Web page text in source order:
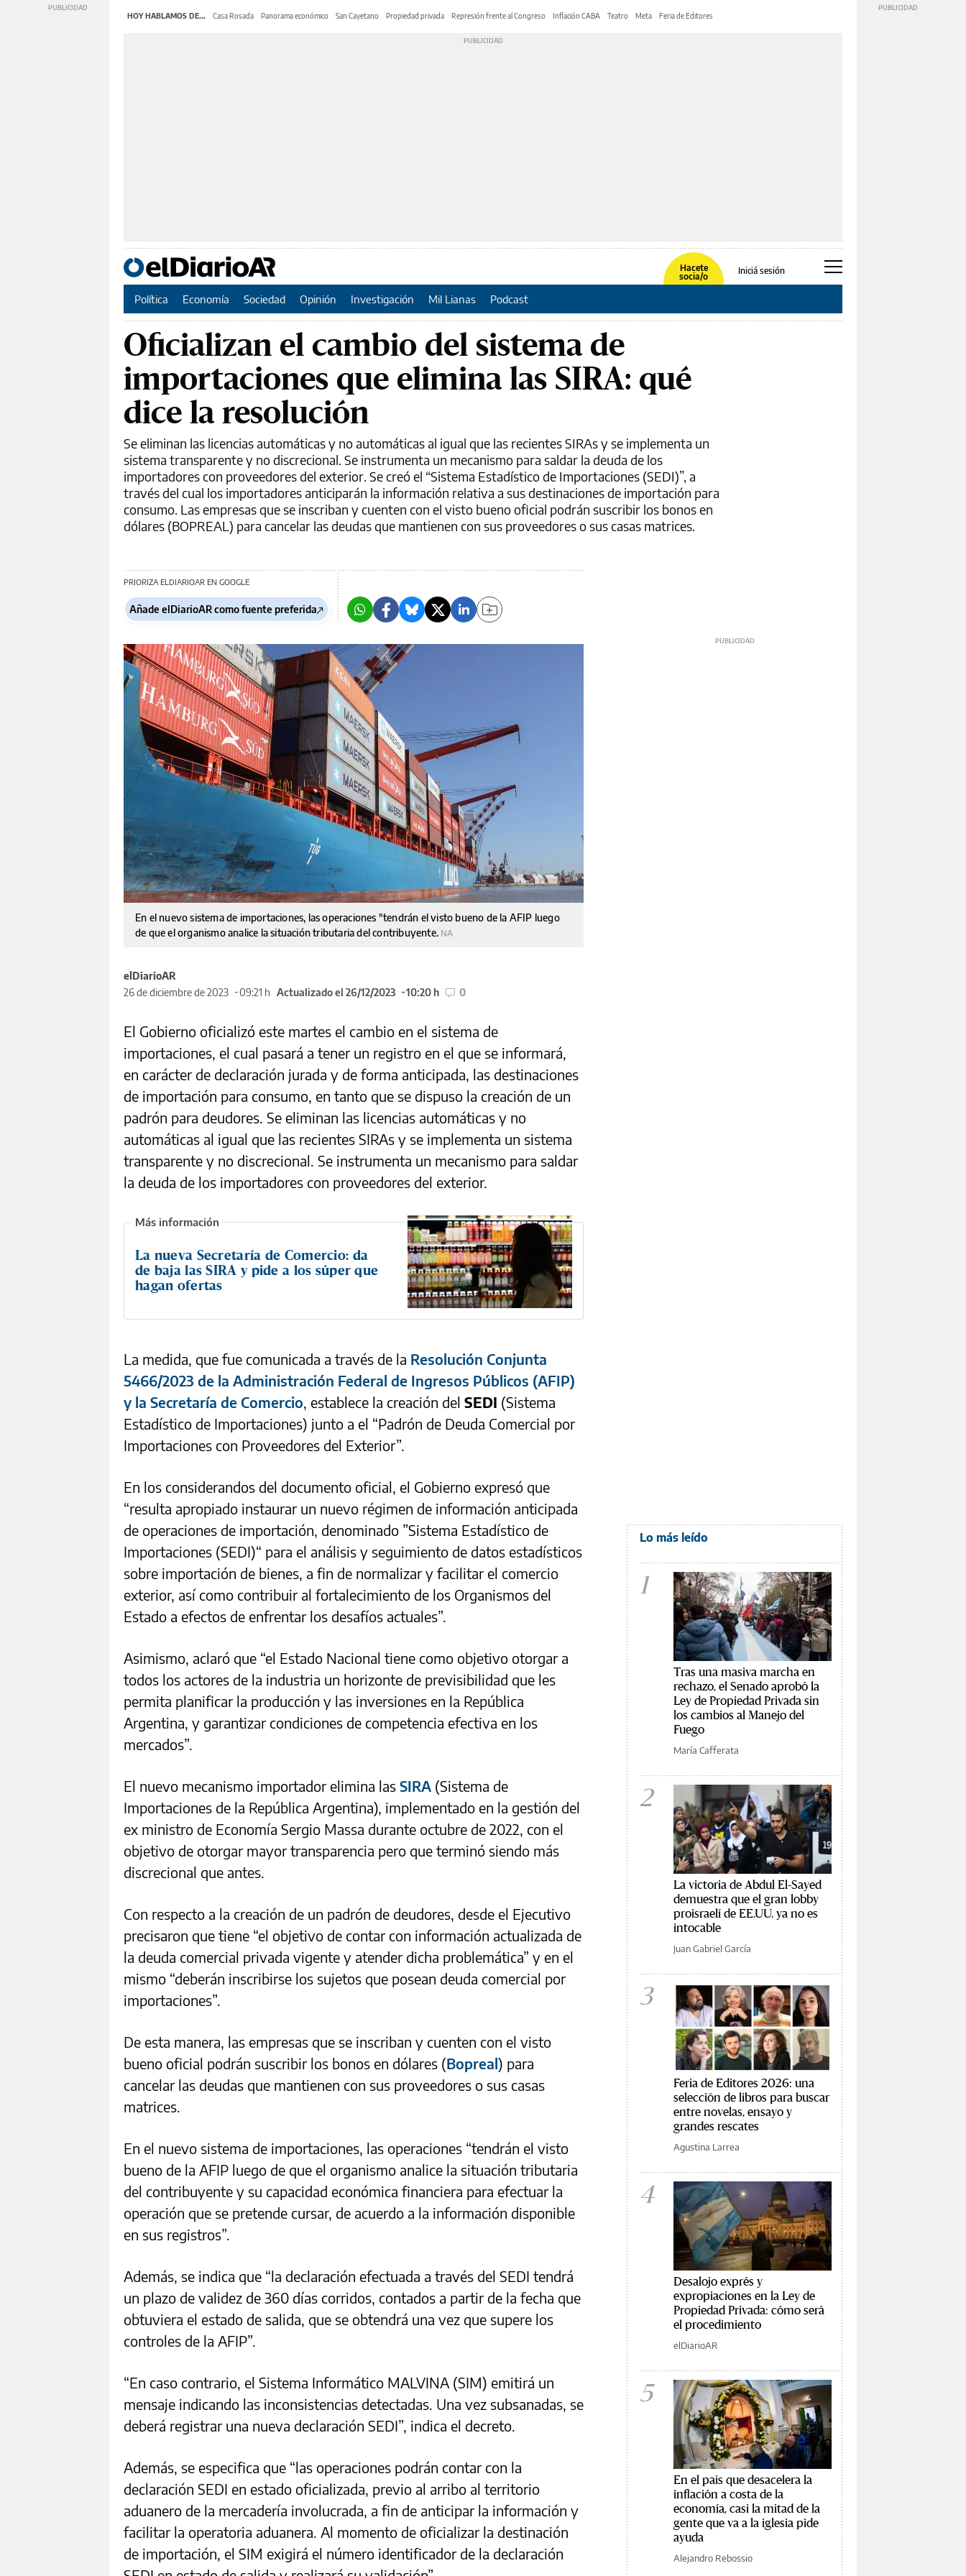
HOY HABLAMOS DE... Casa Rosada Panorama económico San Cayetano Propiedad privada Represión frente al Congreso Inflación CABA Teatro Meta Feria de Editores
Hacete
socia/o
Iniciá sesión
Política Economía Sociedad Opinión Investigación Mil Lianas Podcast
Oficializan el cambio del sistema de
importaciones que elimina las SIRA: qué
dice la resolución
Se eliminan las licencias automáticas y no automáticas al igual que las recientes SIRAs y se implementa un
sistema transparente y no discrecional. Se instrumenta un mecanismo para saldar la deuda de los
importadores con proveedores del exterior. Se creó el “Sistema Estadístico de Importaciones (SEDI)”, a
través del cual los importadores anticiparán la información relativa a sus destinaciones de importación para
consumo. Las empresas que se inscriban y cuenten con el visto bueno oficial podrán suscribir los bonos en
dólares (BOPREAL) para cancelar las deudas que mantienen con sus proveedores o sus casas matrices.
PRIORIZA ELDIARIOAR EN GOOGLE
Añade elDiarioAR como fuente preferida
En el nuevo sistema de importaciones, las operaciones "tendrán el visto bueno de la AFIP luego
de que el organismo analice la situación tributaria del contribuyente. NA
elDiarioAR
26 de diciembre de 2023
09:21 h Actualizado el 26/12/2023 10:20 h 0
El Gobierno oficializó este martes el cambio en el sistema de
importaciones, el cual pasará a tener un registro en el que se informará,
en carácter de declaración jurada y de forma anticipada, las destinaciones
de importación para consumo, en tanto que se dispuso la creación de un
padrón para deudores. Se eliminan las licencias automáticas y no
automáticas al igual que las recientes SIRAs y se implementa un sistema
transparente y no discrecional. Se instrumenta un mecanismo para saldar
la deuda de los importadores con proveedores del exterior.
La nueva Secretaría de Comercio: da
de baja las SIRA y pide a los súper que
hagan ofertas
La medida, que fue comunicada a través de la Resolución Conjunta
5466/2023 de la Administración Federal de Ingresos Públicos (AFIP)
y la Secretaría de Comercio, establece la creación del SEDI (Sistema
Estadístico de Importaciones) junto a el “Padrón de Deuda Comercial por
Importaciones con Proveedores del Exterior”.
En los considerandos del documento oficial, el Gobierno expresó que
“resulta apropiado instaurar un nuevo régimen de información anticipada
de operaciones de importación, denominado ”Sistema Estadístico de
Importaciones (SEDI)“ para el análisis y seguimiento de datos estadísticos
sobre importación de bienes, a fin de normalizar y facilitar el comercio
exterior, así como contribuir al fortalecimiento de los Organismos del
Estado a efectos de enfrentar los desafíos actuales”.
Asimismo, aclaró que “el Estado Nacional tiene como objetivo otorgar a
todos los actores de la industria un horizonte de previsibilidad que les
permita planificar la producción y las inversiones en la República
Argentina, y garantizar condiciones de competencia efectiva en los
mercados”.
El nuevo mecanismo importador elimina las SIRA (Sistema de
Importaciones de la República Argentina), implementado en la gestión del
ex ministro de Economía Sergio Massa durante octubre de 2022, con el
objetivo de otorgar mayor transparencia pero que terminó siendo más
discrecional que antes.
Con respecto a la creación de un padrón de deudores, desde el Ejecutivo
precisaron que tiene “el objetivo de contar con información actualizada de
la deuda comercial privada vigente y atender dicha problemática” y en el
mismo “deberán inscribirse los sujetos que posean deuda comercial por
importaciones”.
De esta manera, las empresas que se inscriban y cuenten con el visto
bueno oficial podrán suscribir los bonos en dólares (Bopreal) para
cancelar las deudas que mantienen con sus proveedores o sus casas
matrices.
En el nuevo sistema de importaciones, las operaciones “tendrán el visto
bueno de la AFIP luego de que el organismo analice la situación tributaria
del contribuyente y su capacidad económica financiera para efectuar la
operación que se pretende cursar, de acuerdo a la información disponible
en sus registros”.
Además, se indica que “la declaración efectuada a través del SEDI tendrá
un plazo de validez de 360 días corridos, contados a partir de la fecha que
obtuviera el estado de salida, que se obtendrá una vez que supere los
controles de la AFIP”.
“En caso contrario, el Sistema Informático MALVINA (SIM) emitirá un
mensaje indicando las inconsistencias detectadas. Una vez subsanadas, se
deberá registrar una nueva declaración SEDI”, indica el decreto.
Además, se especifica que “las operaciones podrán contar con la
declaración SEDI en estado oficializada, previo al arribo al territorio
aduanero de la mercadería involucrada, a fin de anticipar la información y
facilitar la operatoria aduanera. Al momento de oficializar la destinación
de importación, el SIM exigirá el número identificador de la declaración
Lo más leído
1
Tras una masiva marcha en
rechazo, el Senado aprobó la
Ley de Propiedad Privada sin
los cambios al Manejo del
Fuego
María Cafferata
2
La victoria de Abdul El-Sayed
demuestra que el gran lobby
proisraelí de EE.UU. ya no es
intocable
Juan Gabriel García
3
Feria de Editores 2026: una
selección de libros para buscar
entre novelas, ensayo y
grandes rescates
Agustina Larrea
4
Desalojo exprés y
expropiaciones en la Ley de
Propiedad Privada: cómo será
el procedimiento
elDiarioAR
5
En el país que desacelera la
inflación a costa de la
economía, casi la mitad de la
gente que va a la iglesia pide
ayuda
Alejandro Rebossio